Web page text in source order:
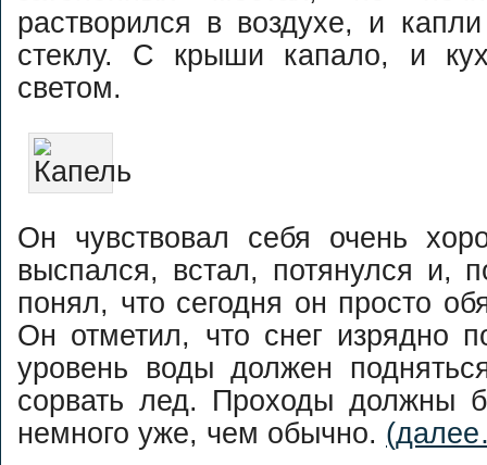
растворился в воздухе, и
стеклу. С крыши капало, и
светом.
Он чувствовал себя очень
выспался, встал, потянулся и,
понял, что сегодня он просто
Он отметил, что снег изрядно
уровень воды должен
сорвать лед. Проходы должны
немного уже, чем обычно.